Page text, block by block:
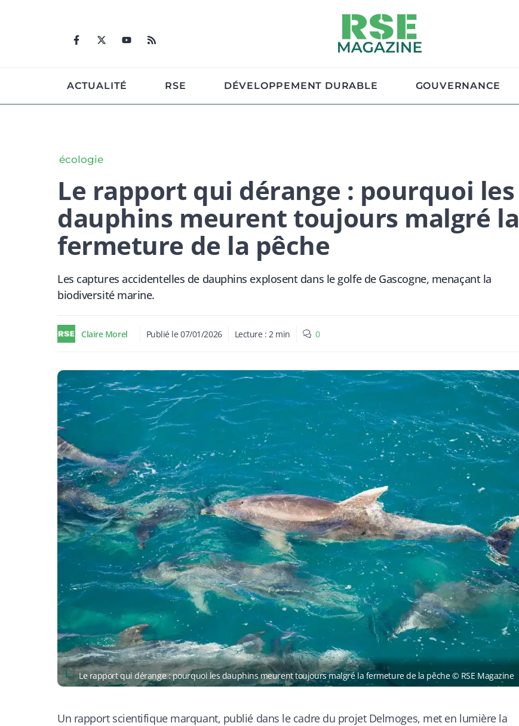
ACTUALITÉ RSE DÉVELOPPEMENT DURABLE GOUVERNANCE
écologie
Le rapport qui dérange : pourquoi les
dauphins meurent toujours malgré la
fermeture de la pêche
Les captures accidentelles de dauphins explosent dans le golfe de Gascogne, menaçant la
biodiversité marine.
Claire Morel Publié le07/01/2026 Lecture : 2 min 0
Le rapport qui dérange : pourquoi les dauphins meurent toujours malgré la fermeture de la pêche © RSE Magazine
Un rapport scientifique marquant, publié dans le cadre du projet Delmoges, met en lumière la